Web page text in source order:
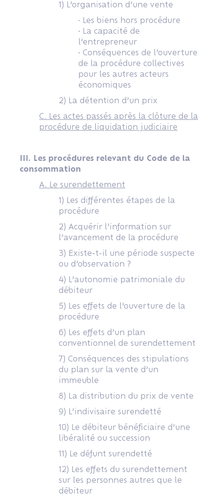
1) L’organisation d’une vente
• Les biens hors procédure
• La capacité de
l’entrepreneur
• Conséquences de l’ouverture
de la procédure collectives
pour les autres acteurs
économiques
2) La détention d’un prix
C. Les actes passés après la clôture de la
procédure de liquidation judiciaire
III. Les procédures relevant du Code de la
consommation
A. Le surendettement
1) Les différentes étapes de la
procédure
2) Acquérir l’information sur
l’avancement de la procédure
3) Existe-t-il une période suspecte
ou d’observation ?
4) L’autonomie patrimoniale du
débiteur
5) Les effets de l’ouverture de la
procédure
6) Les effets d’un plan
conventionnel de surendettement
7) Conséquences des stipulations
du plan sur la vente d’un
immeuble
8) La distribution du prix de vente
9) L’indivisaire surendetté
10) Le débiteur bénéficiaire d’une
libéralité ou succession
11) Le défunt surendetté
12) Les effets du surendettement
sur les personnes autres que le
débiteur